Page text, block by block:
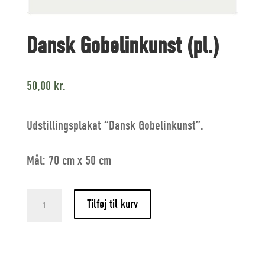
Dansk Gobelinkunst (pl.)
50,00 kr.
Udstillingsplakat “Dansk Gobelinkunst”.
Mål: 70 cm x 50 cm
Dansk
Gobelinkunst
Tilføj til kurv